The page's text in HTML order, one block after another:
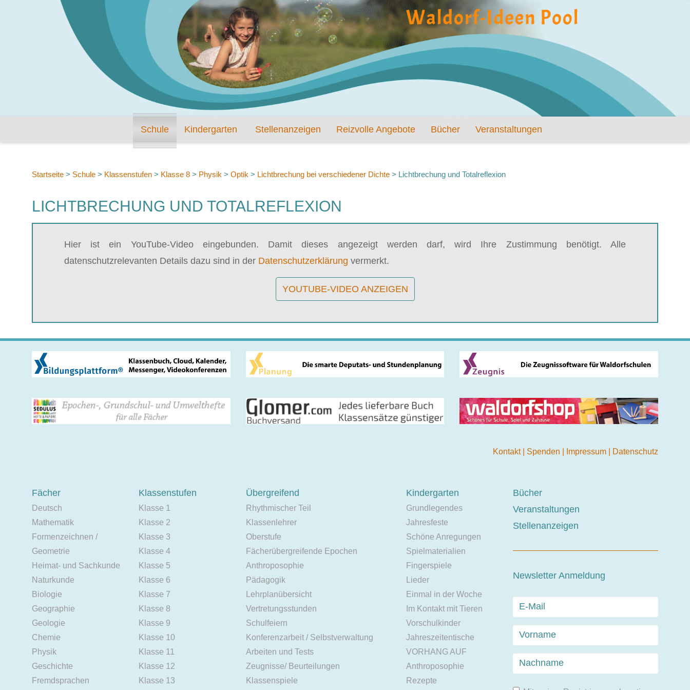
Schule Kindergarten Stellenanzeigen Reizvolle Angebote Bücher Veranstaltungen
Startseite > Schule > Klassenstufen > Klasse 8 > Physik > Optik > Lichtbrechung bei verschiedener Dichte > Lichtbrechung und Totalreflexion
LICHTBRECHUNG UND TOTALREFLEXION
Hier ist ein YouTube-Video eingebunden. Damit dieses angezeigt werden darf, wird Ihre Zustimmung benötigt. Alle
datenschutzrelevanten Details dazu sind in der Datenschutzerklärung vermerkt.
YOUTUBE-VIDEO ANZEIGEN
Kontakt Spenden Impressum Datenschutz
Fächer
Deutsch
Mathematik
Formenzeichnen /
Geometrie
Heimat- und Sachkunde
Naturkunde
Biologie
Geographie
Geologie
Chemie
Physik
Geschichte
Fremdsprachen
Klassenstufen
Klasse 1
Klasse 2
Klasse 3
Klasse 4
Klasse 5
Klasse 6
Klasse 7
Klasse 8
Klasse 9
Klasse 10
Klasse 11
Klasse 12
Klasse 13
Übergreifend
Rhythmischer Teil
Klassenlehrer
Oberstufe
Fächerübergreifende Epochen
Anthroposophie
Pädagogik
Lehrplanübersicht
Vertretungsstunden
Schulfeiern
Konferenzarbeit / Selbstverwaltung
Arbeiten und Tests
Zeugnisse/ Beurteilungen
Klassenspiele
Kindergarten
Grundlegendes
Jahresfeste
Schöne Anregungen
Spielmaterialien
Fingerspiele
Lieder
Einmal in der Woche
Im Kontakt mit Tieren
Vorschulkinder
Jahreszeitentische
VORHANG AUF
Anthroposophie
Rezepte
Bücher
Veranstaltungen
Stellenanzeigen
Newsletter Anmeldung